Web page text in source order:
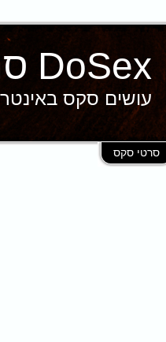
DoSex סרטי סקס
עושים סקס
סרטי סקס